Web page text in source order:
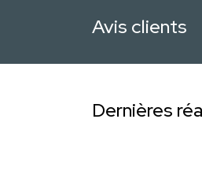
Avis clients
Dernières